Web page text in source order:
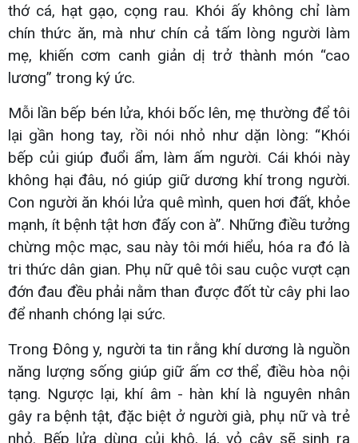
thớ cá, hạt gạo, cọng rau. Khói ấy không chỉ làm
chín thức ăn, mà như chín cả tấm lòng người làm
mẹ, khiến cơm canh giản dị trở thành món “cao
lương” trong ký ức.
Mỗi lần bếp bén lửa, khói bốc lên, mẹ thường để tôi
lại gần hong tay, rồi nói nhỏ như dặn lòng: “Khói
bếp củi giúp đuổi ẩm, làm ấm người. Cái khói này
không hại đâu, nó giúp giữ dương khí trong người.
Con người ăn khói lửa quê mình, quen hơi đất, khỏe
mạnh, ít bệnh tật hơn đấy con à”. Những điều tưởng
chừng mộc mạc, sau này tôi mới hiểu, hóa ra đó là
tri thức dân gian. Phụ nữ quê tôi sau cuộc vượt cạn
đớn đau đều phải nằm than được đốt từ cây phi lao
để nhanh chóng lại sức.
Trong Đông y, người ta tin rằng khí dương là nguồn
năng lượng sống giúp giữ ấm cơ thể, điều hòa nội
tạng. Ngược lại, khí âm - hàn khí là nguyên nhân
gây ra bệnh tật, đặc biệt ở người già, phụ nữ và trẻ
nhỏ. Bếp lửa dùng củi khô, lá, vỏ cây sẽ sinh ra